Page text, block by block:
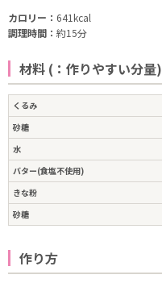
カロリー： 641kcal
調理時間： 約15分
材料 (：作りやすい分量)
くるみ
砂糖
水
バター(食塩不使用)
きな粉
砂糖
作り方